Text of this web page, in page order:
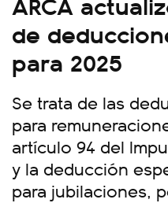
de
para 2025
Se trata de las
para
artículo 94 del
y la deducción
para jubilaciones,